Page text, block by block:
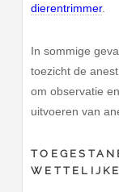
dierentrimmer.
In sommige
toezicht de
om observatie
uitvoeren van